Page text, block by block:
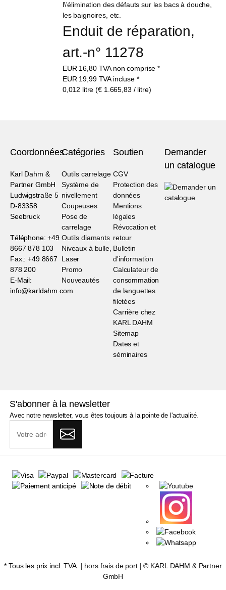
Enduit de réparation,
art.-n° 11278
EUR 16,80 TVA non comprise *
EUR 19,99 TVA incluse *
0,012 litre (€ 1.665,83 / litre)
Coordonnées
Karl Dahm &
Partner GmbH
Ludwigstraße 5
D-83358
Seebruck
Téléphone: +49
8667 878 103
Fax.: +49 8667
878 200
E-Mail:
info@karldahm.com
Catégories
Outils carrelage
Système de
nivellement
Coupeuses
Pose de
carrelage
Outils diamants
Niveaux à bulle,
Laser
Promo
Nouveautés
Soutien
CGV
Protection des
données
Mentions
légales
Révocation et
retour
Bulletin
d'information
Calculateur de
consommation
de languettes
filetées
Carrière chez
KARL DAHM
Sitemap
Dates et
séminaires
Demander
un catalogue
S'abonner à la newsletter
Avec notre newsletter, vous êtes toujours à la pointe de l'actualité.
* Tous les prix incl. TVA. | hors frais de port| © KARL DAHM & Partner
GmbH